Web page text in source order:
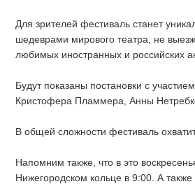
Для зрителей фестиваль станет
шедеврами мирового театра, не
любимых иностранных и российских
Будут показаны постановки с
Кристофера Пламмера, Анны
В общей сложности фестиваль
Напомним также, что в это
Нижегородском кольце в 9:00. А